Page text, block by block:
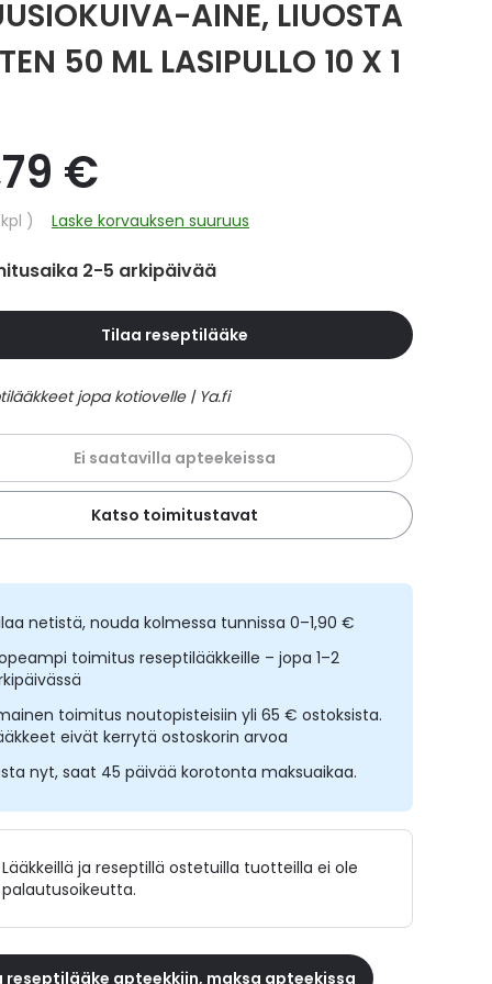
AINE, LIUOSTA
50 ML LASIPULLO 10 X 1
€
Laske korvauksen suuruus
2-5 arkipäivää
Tilaa reseptilääke
Ei saatavilla apteekeissa
Katso toimitustavat
netistä, nouda kolmessa tunnissa 0–1,90 €
toimitus reseptilääkkeille – jopa 1–2
toimitus noutopisteisiin yli 65 € ostoksista.
eivät kerrytä ostoskorin arvoa
nyt, saat 45 päivää korotonta maksuaikaa.
Lääkkeillä ja reseptillä ostetuilla tuotteilla ei ole
palautusoikeutta.
reseptilääke apteekkiin, maksa apteekissa